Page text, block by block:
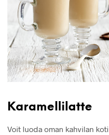
Karamellilatte
Voit luoda oman kahvilan